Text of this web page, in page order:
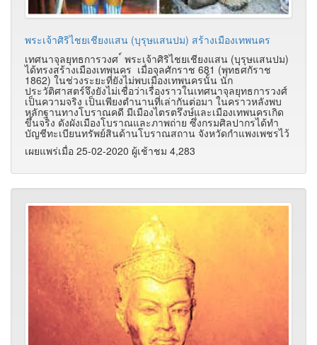
พระเจ้าศิริไชยเชียงแสน (บุรุษแสนปม) สร้างเมืองเทพนคร
เทศนาจุลยุทธการวงศ ์ พระเจ้าศิริไชยเชียงแสน (บุรุษแสนปม)
ได้ทรงสร้างเมืองเทพนคร เมื่อจุลศักราช 681 (พุทธศกัราช
1862) ในช่วงระยะที่ยังไม่พบเมืองเทพนครนั้น นัก
ประวัติศาสตร์จึงยังไม่เชื่อว่าเรื่องราวในเทศนาจุลยุทธการวงศ์
เป็นความจริง เป็นเพียงตำนานที่เล่ากันต่อมา ในคราวหลังพบ
หลักฐานทางโบราณคดี มีเมืองไตรตรึงษ์และเมืองเทพนครเกิด
ขึ้นจริง ดังผังเมืองโบราณและภาพถ่าย ซึ่งกรมศิลปากรได้ทำ
บัญชีทะเบียนทรัพย์สินด้านโบราณสถาน จังหวัดกำแพงเพชรไว้
เผยแพร่เมื่อ 25-02-2020 ผู้เช้าชม 4,283